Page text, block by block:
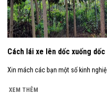
Cách lái xe lên dốc xuống
Xin mách các bạn một số kinh
XEM THÊM